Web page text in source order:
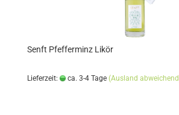
Senft Pfefferminz Likör
Lieferzeit: ca. 3-4 Tage (Ausland